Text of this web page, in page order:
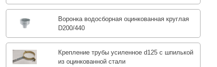
Воронка водосборная оцинкованная круглая
D200/440
Крепление трубы усиленное d125 с шпилькой
из оцинкованной стали